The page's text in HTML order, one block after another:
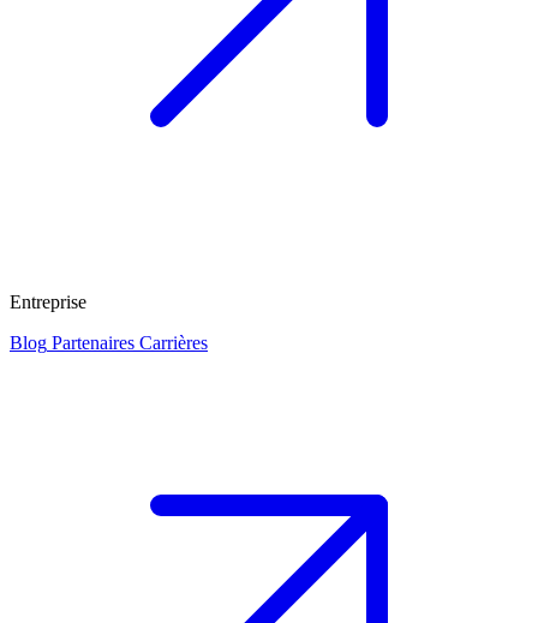
Entreprise
Blog Partenaires Carrières